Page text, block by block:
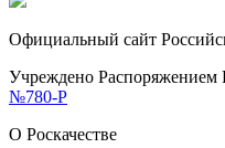
Официальный сайт
Учреждено Распоряжением
№780-Р
О Роскачестве